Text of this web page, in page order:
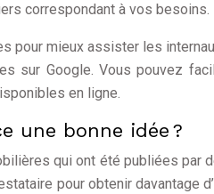
correspondant à vos besoins.
pour mieux assister les
sur Google. Vous pouvez
en ligne.
une bonne idée ?
qui ont été publiées par
pour obtenir davantage